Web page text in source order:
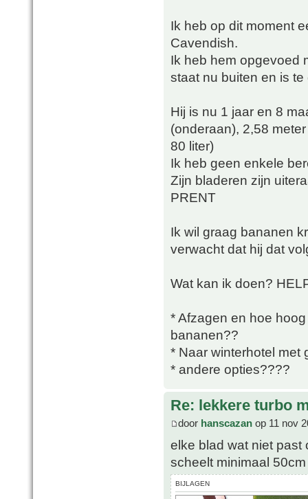
Ik heb op dit moment
Cavendish.
Ik heb hem opgevoed
staat nu buiten en is
Hij is nu 1 jaar en 8
(onderaan), 2,58
80 liter)
Ik heb geen enkele
Zijn bladeren zijn
PRENT
Ik wil graag bananen
verwacht dat hij dat
Wat kan ik doen?
* Afzagen en hoe
bananen??
* Naar winterhotel met
* andere opties????
Re: lekkere turbo
door hanscazan op 11 nov
elke blad wat niet past
scheelt minimaal
BIJLAGEN